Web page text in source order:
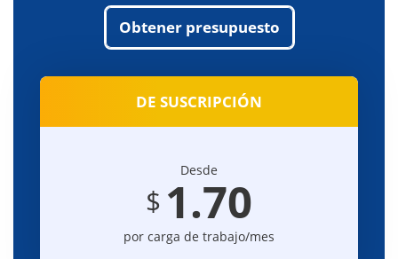
Obtener presupuesto
DE SUSCRIPCIÓN
Desde
$ 1.70
por carga de trabajo/mes